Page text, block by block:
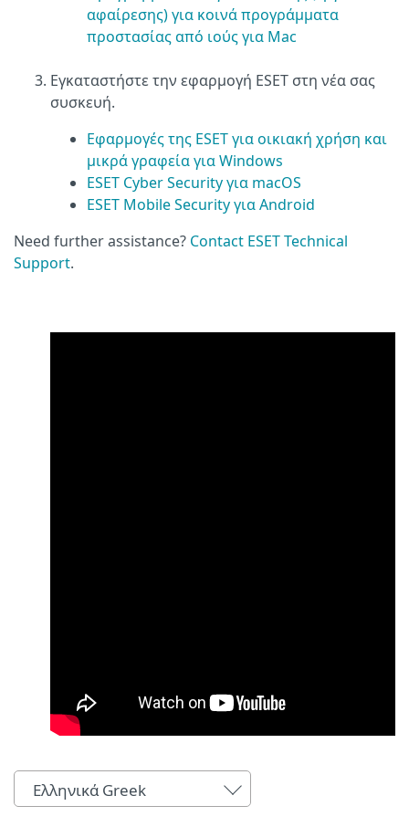
αφαίρεσης) για κοινά προγράμματα
προστασίας από ιούς για Mac
Εγκαταστήστε την εφαρμογή ESET στη νέα σας
συσκευή.
Εφαρμογές της ESET για οικιακή χρήση και
μικρά γραφεία για Windows
ESET Cyber Security για macOS
ESET Mobile Security για Android
Need further assistance? Contact ESET Technical
Support.
Ελληνικά Greek